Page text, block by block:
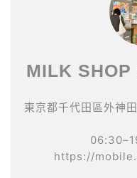
MILK SHOP
東京都千代田區外神
https://